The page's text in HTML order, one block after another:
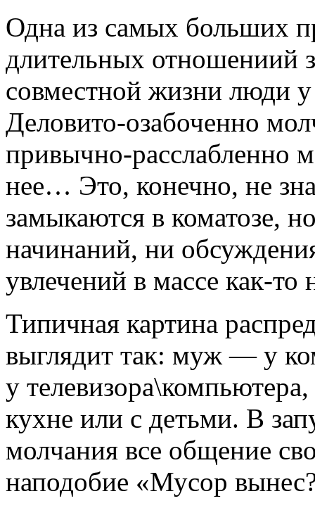
Одна из самых больших
длительных отношениий
совместной жизни люди
Деловито-озабоченно
привычно-расслабленно
нее… Это, конечно, не
замыкаются в коматозе,
начинаний, ни
увлечений в массе как-то
Типичная картина
выглядит так: муж — у
у
кухне или с детьми. В
молчания все общение
наподобие «Мусор